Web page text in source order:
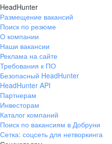
HeadHunter
Размещение вакансий
Поиск по резюме
О компании
Наши вакансии
Реклама на сайте
Требования к ПО
Безопасный HeadHunter
HeadHunter API
Партнерам
Инвесторам
Каталог компаний
Поиск по вакансиям в Добруни
Сетка: соцсеть для нетворкинга